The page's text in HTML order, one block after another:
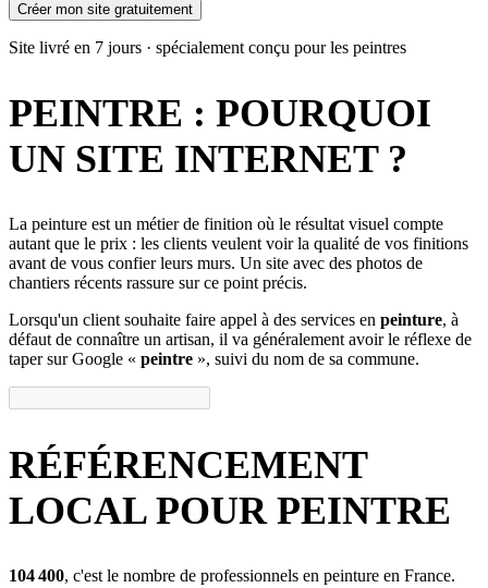
Créer mon site gratuitement
Site livré en 7 jours · spécialement conçu pour les peintres
PEINTRE : POURQUOI
UN SITE INTERNET ?
La peinture est un métier de finition où le résultat visuel compte
autant que le prix : les clients veulent voir la qualité de vos finitions
avant de vous confier leurs murs. Un site avec des photos de
chantiers récents rassure sur ce point précis.
Lorsqu'un client souhaite faire appel à des services en peinture, à
défaut de connaître un artisan, il va généralement avoir le réflexe de
taper sur Google « peintre », suivi du nom de sa commune.
RÉFÉRENCEMENT
LOCAL POUR PEINTRE
104 400, c'est le nombre de professionnels en peinture en France.